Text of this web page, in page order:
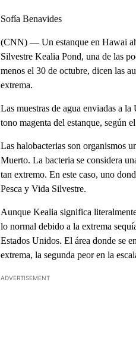
Sofía Benavides
(CNN) — Un estanque en Hawai
Silvestre Kealia Pond, una de las
menos el 30 de octubre, dicen las
extrema.
Las muestras de agua enviadas a
tono magenta del estanque, según
Las halobacterias son organismos
Muerto. La bacteria se considera
tan extremo. En este caso, uno
Pesca y Vida Silvestre.
Aunque Kealia significa
lo normal debido a la extrema
Estados Unidos. El área donde se
extrema, la segunda peor en la
ADVERTISEMENT